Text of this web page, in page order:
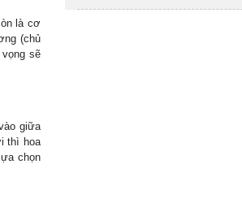
là cơ
(chủ
sẽ
giữa
thì hoa
chọn